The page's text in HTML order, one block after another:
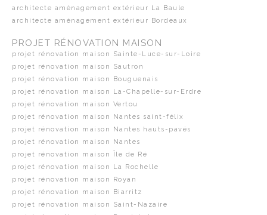
architecte aménagement extérieur La Baule
architecte aménagement extérieur Bordeaux
PROJET RÉNOVATION MAISON
projet rénovation maison Sainte-Luce-sur-Loire
projet rénovation maison Sautron
projet rénovation maison Bouguenais
projet rénovation maison La-Chapelle-sur-Erdre
projet rénovation maison Vertou
projet rénovation maison Nantes saint-félix
projet rénovation maison Nantes hauts-pavés
projet rénovation maison Nantes
projet rénovation maison Île de Ré
projet rénovation maison La Rochelle
projet rénovation maison Royan
projet rénovation maison Biarritz
projet rénovation maison Saint-Nazaire